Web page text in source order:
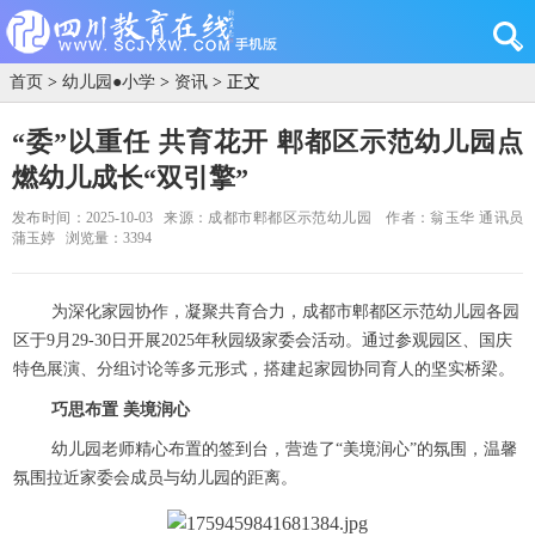
首页 > 幼儿园●小学 > 资讯 > 正文
“委”以重任 共育花开 郫都区示范幼儿园点
燃幼儿成长“双引擎”
发布时间：2025-10-03 来源：成都市郫都区示范幼儿园
作者：翁玉华 通讯员
蒲玉婷
浏览量：3394
为深化家园协作，凝聚共育合力，成都市郫都区示范幼儿园各园
区于9月29-30日开展2025年秋园级家委会活动。通过参观园区、国庆
特色展演、分组讨论等多元形式，搭建起家园协同育人的坚实桥梁。
巧思布置 美境润心
幼儿园老师精心布置的签到台，营造了“美境润心”的氛围，温馨
氛围拉近家委会成员与幼儿园的距离。